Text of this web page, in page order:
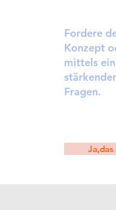
Fordere
Konzept
mittels
Fragen.